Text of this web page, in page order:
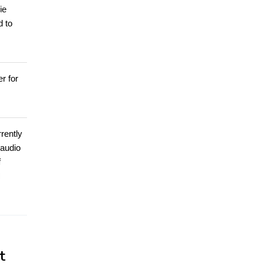
to
for